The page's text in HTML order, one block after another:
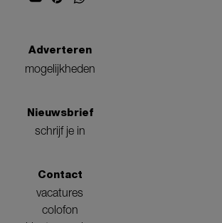
Adverteren
mogelijkheden
Nieuwsbrief
schrijf je in
Contact
vacatures
colofon